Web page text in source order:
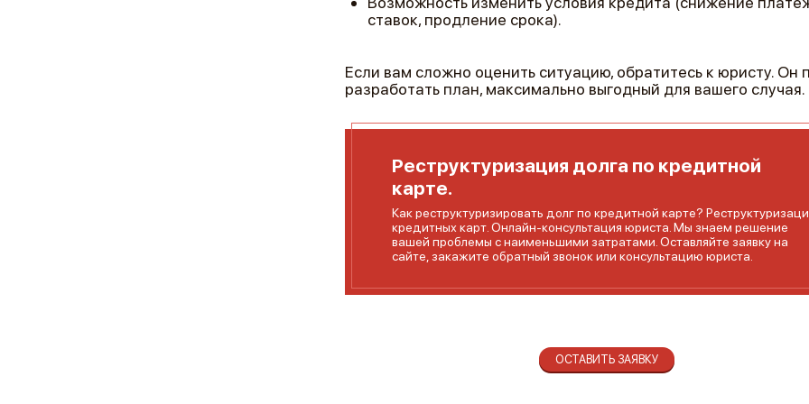
ставок, продление срока).
Если вам сложно оценить ситуацию, обратитесь к юристу. Он
разработать план, максимально выгодный для вашего случая.
Реструктуризация долга по кредитной
карте.
Как реструктуризировать долг по кредитной карте?
кредитных карт. Онлайн-консультация юриста. Мы знаем решение
вашей проблемы с наименьшими затратами. Оставляйте заявку на
сайте, закажите обратный звонок или консультацию юриста.
ОСТАВИТЬ ЗАЯВКУ